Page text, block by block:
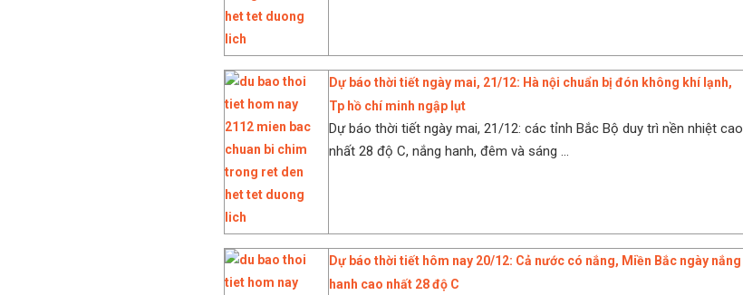
Dự báo thời tiết ngày mai, 21/12: Hà nội chuẩn bị đón không khí lạnh,
Tp hồ chí minh ngập lụt
Dự báo thời tiết ngày mai, 21/12: các tỉnh Bắc Bộ duy trì nền nhiệt cao
nhất 28 độ C, nắng hanh, đêm và sáng ...
Dự báo thời tiết hôm nay 20/12: Cả nước có nắng, Miền Bắc ngày nắng
hanh cao nhất 28 độ C